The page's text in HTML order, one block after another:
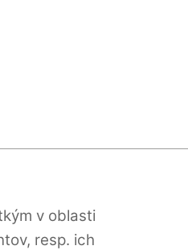
v oblasti
resp. ich